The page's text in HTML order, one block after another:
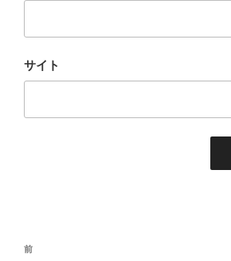
サイト
投
前
前